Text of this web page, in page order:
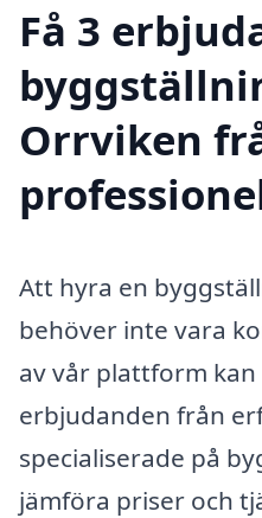
Få 3
Orrviken
Att hyra en
behöver inte vara
av vår plattform
erbjudanden från
specialiserade på
jämföra priser och